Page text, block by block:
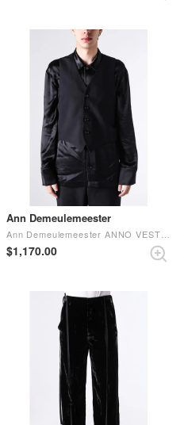
Ann Demeulemeester
$‌1,170.00